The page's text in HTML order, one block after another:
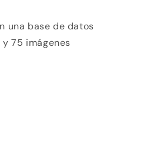
una base de datos
75 imágenes